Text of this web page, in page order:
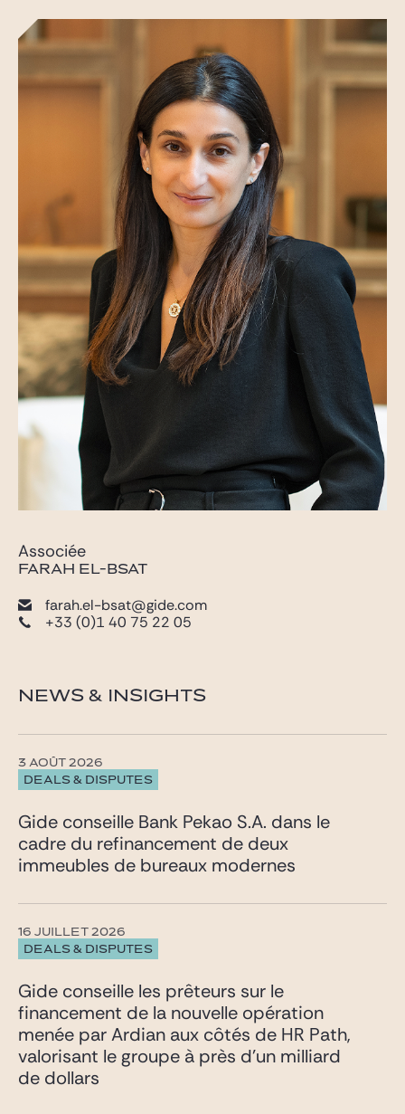
Associée
FARAH EL-BSAT
farah.el-bsat@gide.com
+33 (0)1 40 75 22 05
NEWS & INSIGHTS
DEALS & DISPUTES
3 AOÛT 2026
Gide conseille Bank Pekao S.A. dans le
cadre du refinancement de deux
immeubles de bureaux modernes
DEALS & DISPUTES
16 JUILLET 2026
Gide conseille les prêteurs sur le
financement de la nouvelle opération
menée par Ardian aux côtés de HR Path,
valorisant le groupe à près d’un milliard
de dollars